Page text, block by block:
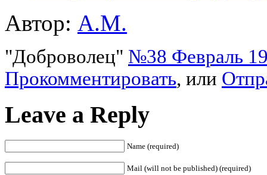
Автор: A.M.
"Доброволец" №38 Февраль
Прокомментировать, или
Leave a Reply
Name (required)
Mail (will not be published) (required)